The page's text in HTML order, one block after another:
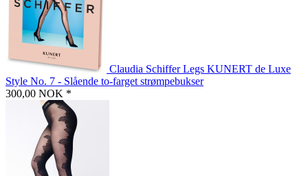
Claudia Schiffer Legs KUNERT de Luxe
Style No. 7 - Slående to-farget strømpebukser
300,00 NOK *